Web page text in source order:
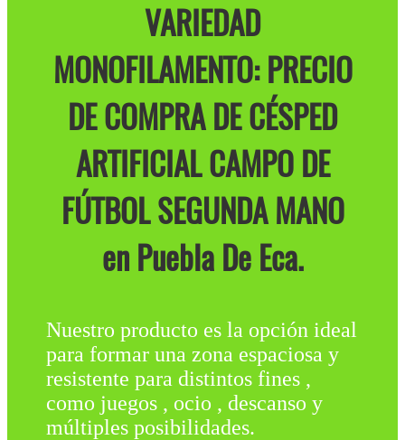
VARIEDAD
MONOFILAMENTO: PRECIO
DE COMPRA DE CÉSPED
ARTIFICIAL CAMPO DE
FÚTBOL SEGUNDA MANO
en Puebla De Eca.
Nuestro producto es la opción ideal
para formar una zona espaciosa y
resistente para distintos fines ,
como juegos , ocio , descanso y
múltiples posibilidades.